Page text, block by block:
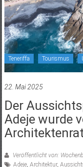
Teneriffa Tourismus
22. Mai 2025
Der
Adeje wurde
Veröffentlicht von:
Adeje, Architektur,